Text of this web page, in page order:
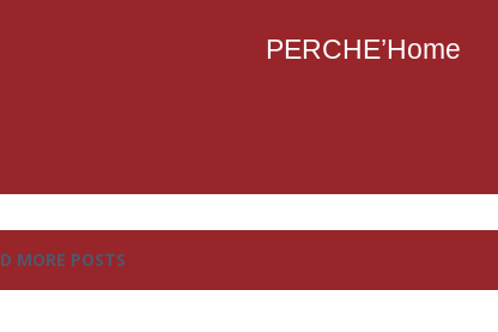
PERCHE’Home
MORE POSTS